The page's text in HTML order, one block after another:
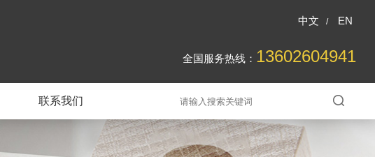
中文 / EN
全国服务热线： 13602604941
联系我们